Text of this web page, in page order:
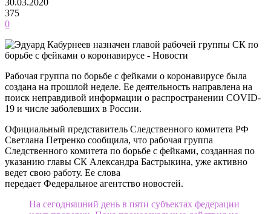
375
0
Рабочая группа по борьбе с фейками о коронавирусе была
создана на прошлой неделе. Ее деятельность направлена на
поиск неправдивой информации о распространении COVID-
19 и числе заболевших в России.
Официальный представитель Следственного комитета РФ
Светлана Петренко сообщила, что рабочая группа
Следственного комитета по борьбе с фейками, созданная по
указанию главы СК Александра Бастрыкина, уже активно
ведет свою работу. Ее слова
передает Федеральное агентство новостей.
На сегодняшний день в пяти субъектах федерации